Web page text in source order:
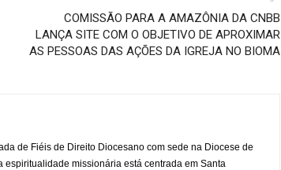
COMISSÃO PARA A AMAZÔNIA DA CNBB
LANÇA SITE COM O OBJETIVO DE APROXIMAR
AS PESSOAS DAS AÇÕES DA IGREJA NO BIOMA
de Fiéis de Direito Diocesano com sede na Diocese de
espiritualidade missionária está centrada em Santa